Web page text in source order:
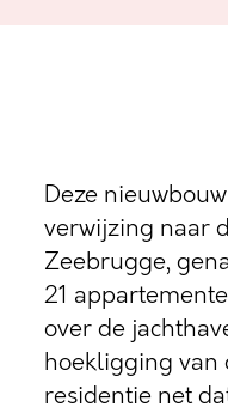
Deze
verwijzing naar
Zeebrugge,
21
over de
hoekligging van
residentie net